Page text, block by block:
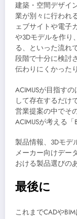
建築・空間デザイ
業が別々に行われ
ェブサイトや電子
や3Dモデルを作り
る、といった流れ
段階で十分に検討
伝わりにくかった
ACIMUSが目指す
して存在するだけ
営業提案の中でそ
ACIMUSが考える
製品情報、3Dモデ
メーカー向けデー
おける製品選びの
最後に
これまでCADや